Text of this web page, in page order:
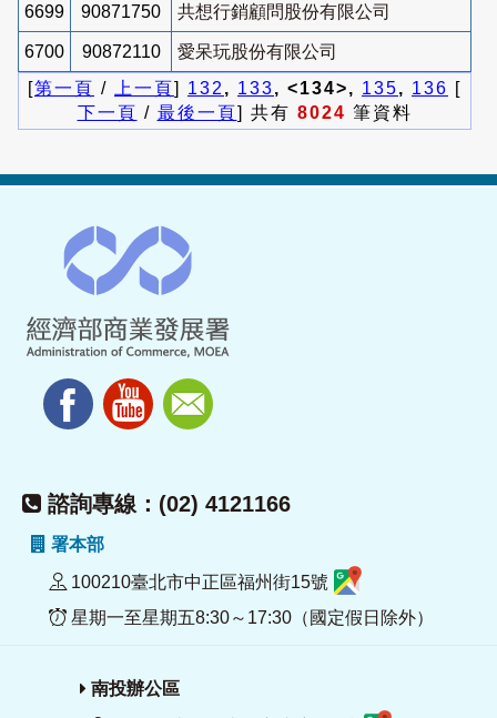
6699 90871750 共想行銷顧問股份有限公司
6700 90872110
愛呆玩股份有限公司
[第一頁 / 上一頁] 132 , 133, <134>, 135, 136 [
下一頁 / 最後一頁] 共有 8024 筆資料
諮詢專線：(02) 4121166
署本部
100210臺北市中正區福州街15號
星期一至星期五8:30～17:30（國定假日除外）
南投辦公區